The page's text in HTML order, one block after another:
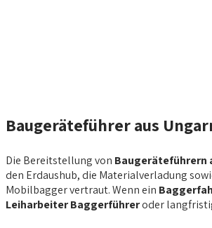
Baugeräteführer aus
Die Bereitstellung von Baugeräteführern
den Erdaushub, die Materialverladung
Mobilbagger vertraut. Wenn ein
Leiharbeiter Baggerführeroder